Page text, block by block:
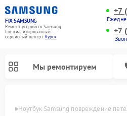
FIX-SAMSUNG
Ремонт устройств Samsung
Специализированный
cервисный центр г.Курск
+7
+7
Мы ремонтируем
Ноутбук Samsung повреждение